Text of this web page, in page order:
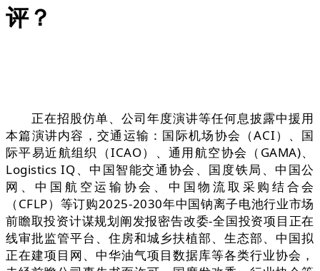
评？
正在招股仿单、公司年度演讲等任何息披露中援用
本篇演讲内容，交通运输：国际机场协会（ACI）、国
际平易近航组织（ICAO）、通用航空协会（GAMA)、
Logistics IQ、中国智能交通协会、国度铁局、中国公
网、中国航空运输协会、中国物流取采购结合会
（CFLP）等订购2025-2030年中国钠离子电池行业市场
前瞻取投资计谋规划阐发报密告改委-全国投资项目正在
线审批监管平台、住房和城乡扶植部、生态部、中国拟
正在建项目网、中华油气项目数据库等各类行业协会，